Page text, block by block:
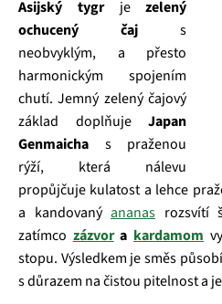
Asijský tygrjezelený
ochucený čaj s
neobvyklým, a přesto
harmonickým spojením
chutí. Jemný zelený čajový
základ doplňujeJapan
Genmaicha s praženou
rýží, která nálevu
propůjčuje kulatost a lehce
a kandovaný ananas rozsvítí
zatímco zázvora kardamom
stopu. Výsledkem je směs
s důrazem na čistou pitelnost a